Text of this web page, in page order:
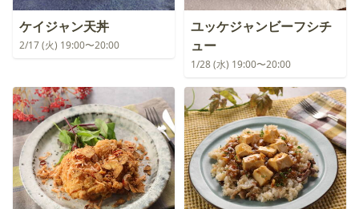
ケイジャン天丼
2/17 (火) 19:00〜20:00
ユッケジャンビーフシチ
ュー
1/28 (水) 19:00〜20:00